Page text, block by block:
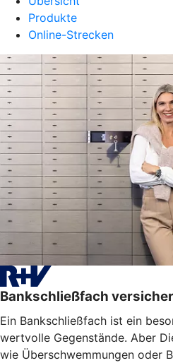
Produkte
Online-Strecken
Bankschließfach
Ein Bankschließfach ist ein
wertvolle Gegenstände. Aber
wie Überschwemmungen oder